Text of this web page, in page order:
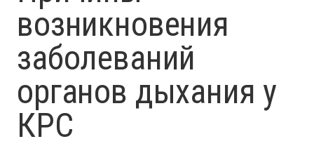
возникновения
заболеваний
органов дыхания у
КРС